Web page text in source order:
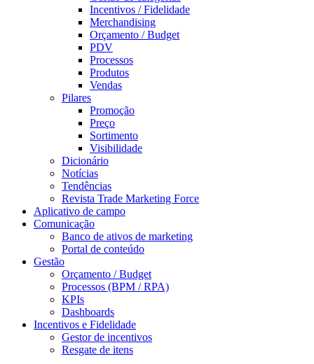
Incentivos / Fidelidade
Merchandising
Orçamento / Budget
PDV
Processos
Produtos
Vendas
Pilares
Promoção
Preço
Sortimento
Visibilidade
Dicionário
Notícias
Tendências
Revista Trade Marketing Force
Aplicativo de campo
Comunicação
Banco de ativos de marketing
Portal de conteúdo
Gestão
Orçamento / Budget
Processos (BPM / RPA)
KPIs
Dashboards
Incentivos e Fidelidade
Gestor de incentivos
Resgate de itens